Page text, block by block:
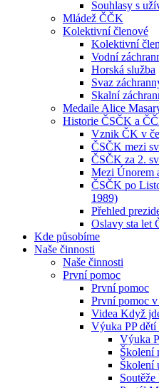
Souhlasy s
Mládež ČČK
Kolektivní členové
Kolektivní
Vodní
Horská služba
Svaz
Skalní
Medaile Alice
Historie ČSČK a
Vznik ČK v
ČSČK mezi
ČSČK za 2.
Mezi Únorem
ČSČK po
1989)
Přehled
Oslavy sta let
Kde působíme
Naše činnosti
Naše činnosti
První pomoc
První pomoc
První pomoc
Videa Když
Výuka PP dětí
Výuka
Školení
Školení